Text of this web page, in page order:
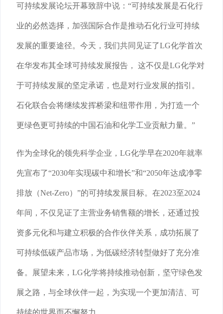
可持续发展论坛开幕致辞中说：“可持续发展是石化行
业的必然选择，加强国际合作是推动石化行业可持续
发展的重要途径。今天，我们共同见证了LG化学首次
在华发布其全球可持续发展报告， 这不仅是LG化学对
于可持续发展的坚定承诺，也是对行业发展的指引。
石化联合会将继续发挥桥梁和纽带作用，为打造一个
更绿色更可持续的中国石油和化学工业贡献力量。”
作为全球化的领先科学企业，LG化学早在2020年就率
先宣布了“2030年实现碳中和增长”和“2050年达成净零
排放（Net-Zero）”的可持续发展目标。在2023至2024
年间，不仅见证了主营业务销售额的增长，还通过投
资多元化和与建立积极的合作伙伴关系，成功拓展了
可持续低碳产品市场，为低碳经济转型做好了充分准
备。展望未来，LG化学将持续推动创新，坚守绿色发
展之路，与全球伙伴一起，为实现一个更加清洁、可
持续的世界而不懈努力。